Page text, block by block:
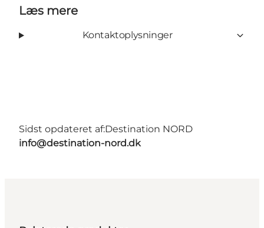
Læs mere
Kontaktoplysninger
Sidst opdateret af:Destination NORD
info@destination-nord.dk